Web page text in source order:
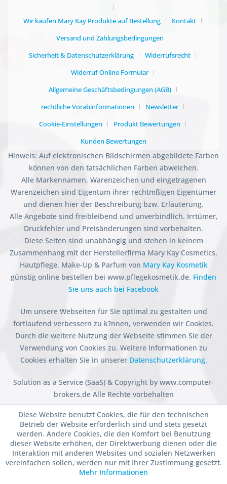
Wir kaufen Mary Kay Produkte auf Bestellung
Kontakt
Versand und Zahlungsbedingungen
Sicherheit & Datenschutzerklärung
Widerrufsrecht
Widerruf Online Formular
Allgemeine Geschäftsbedingungen (AGB)
rechtliche Vorabinformationen
Newsletter
Cookie-Einstellungen
Produkt Bewertungen
Kunden Bewertungen
Hinweis: Auf elektronischen Bildschirmen abgebildete Farben
können von den tatsächlichen Farben abweichen.
Alle Markennamen, Warenzeichen und eingetragenen
Warenzeichen sind Eigentum ihrer rechtmßigen Eigentümer
und dienen hier der Beschreibung bzw. Erläuterung.
Alle Angebote sind freibleibend und unverbindlich. Irrtümer,
Druckfehler und Preisänderungen sind vorbehalten.
Diese Seiten sind unabhängig und stehen in keinem
Zusammenhang mit der Herstellerfirma Mary Kay Cosmetics.
Hautpflege, Make-Up & Parfum von Mary Kay Kosmetik
günstig online bestellen bei www.pflegekosmetik.de. Finden
Sie uns auch bei Facebook
Um unsere Webseiten für Sie optimal zu gestalten und
fortlaufend verbessern zu k?nnen, verwenden wir Cookies.
Durch die weitere Nutzung der Webseite stimmen Sie der
Verwendung von Cookies zu. Weitere Informationen zu
Cookies erhalten Sie in unserer Datenschutzerklärung.
Solution as a Service (SaaS) & Copyright by www.computer-
brokers.de Alle Rechte vorbehalten
Diese Website benutzt Cookies, die für den technischen
Betrieb der Website erforderlich sind und stets gesetzt
werden. Andere Cookies, die den Komfort bei Benutzung
dieser Website erhöhen, der Direktwerbung dienen oder die
Interaktion mit anderen Websites und sozialen Netzwerken
vereinfachen sollen, werden nur mit Ihrer Zustimmung gesetzt.
Mehr Informationen